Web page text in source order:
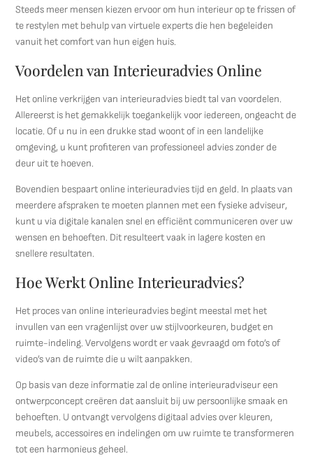
Steeds meer mensen kiezen ervoor om hun interieur op te frissen of
te restylen met behulp van virtuele experts die hen begeleiden
vanuit het comfort van hun eigen huis.
Voordelen van Interieuradvies Online
Het online verkrijgen van interieuradvies biedt tal van voordelen.
Allereerst is het gemakkelijk toegankelijk voor iedereen, ongeacht de
locatie. Of u nu in een drukke stad woont of in een landelijke
omgeving, u kunt profiteren van professioneel advies zonder de
deur uit te hoeven.
Bovendien bespaart online interieuradvies tijd en geld. In plaats van
meerdere afspraken te moeten plannen met een fysieke adviseur,
kunt u via digitale kanalen snel en efficiënt communiceren over uw
wensen en behoeften. Dit resulteert vaak in lagere kosten en
snellere resultaten.
Hoe Werkt Online Interieuradvies?
Het proces van online interieuradvies begint meestal met het
invullen van een vragenlijst over uw stijlvoorkeuren, budget en
ruimte-indeling. Vervolgens wordt er vaak gevraagd om foto’s of
video’s van de ruimte die u wilt aanpakken.
Op basis van deze informatie zal de online interieuradviseur een
ontwerpconcept creëren dat aansluit bij uw persoonlijke smaak en
behoeften. U ontvangt vervolgens digitaal advies over kleuren,
meubels, accessoires en indelingen om uw ruimte te transformeren
tot een harmonieus geheel.